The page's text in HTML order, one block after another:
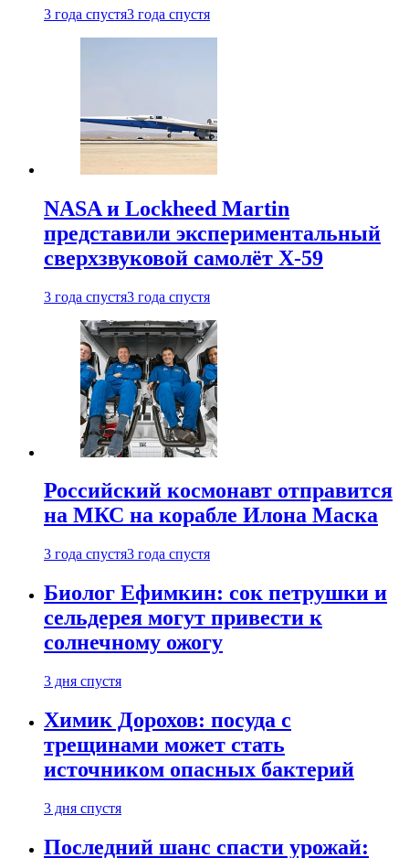
3 года спустя3 года спустя
NASA и Lockheed Martin
представили экспериментальный
сверхзвуковой самолёт X-59
3 года спустя3 года спустя
Российский космонавт отправится
на МКС на корабле Илона Маска
3 года спустя3 года спустя
Биолог Ефимкин: сок петрушки и
сельдерея могут привести к
солнечному ожогу
3 дня спустя
Химик Дорохов: посуда с
трещинами может стать
источником опасных бактерий
3 дня спустя
Последний шанс спасти урожай: